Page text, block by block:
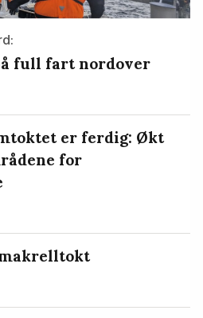
full fart nordover
er ferdig: Økt
for